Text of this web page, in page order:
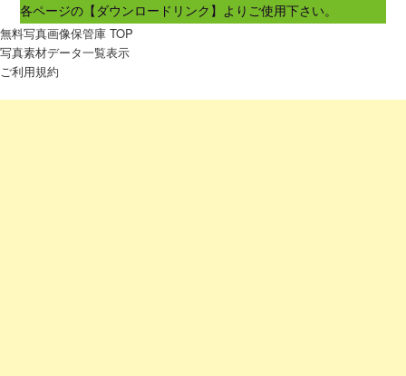
各ページの【ダウンロードリンク】よりご使用下さい。
無料写真画像保管庫 TOP
写真素材データ一覧表示
ご利用規約